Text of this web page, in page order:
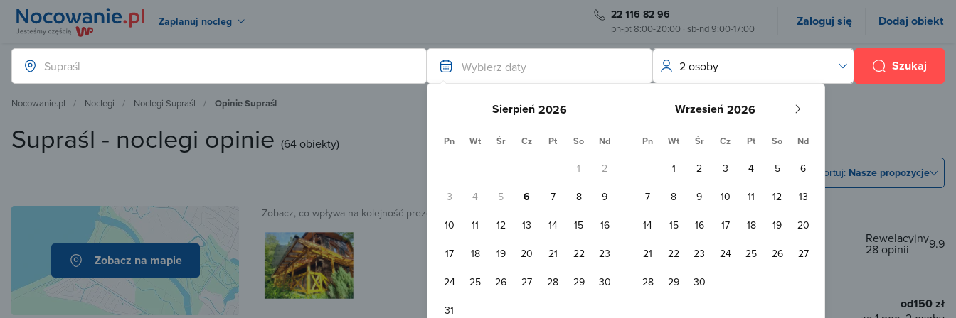
Zaplanuj nocleg 22 116 82 96
pn-pt 8:00-20:00 · sb-nd 9:00-17:00 Zaloguj się Dodaj obiekt
Wybierz daty
Sierpień Wrzesień
Pn Wt Śr Cz Pt So Nd Pn Wt Śr Cz Pt So Nd
1
2
3
4 5 6 7 8
9
10
11 12 13 14 15
16
17
18 19 20 21 22
23
24
25 26 27 28 29
30
31
1 2 3 4 5
6
7
8 9 10 11 12
13
14
15 16 17 18 19
20
21
22 23 24 25 26
27
28
29 30
2 osoby Szukaj
Nocowanie.pl Noclegi Noclegi Supraśl Opinie Supraśl
Supraśl - noclegi opinie (64 obiekty)
Sortuj: Nasze propozycje
Zobacz, co wpływa na kolejność prezentowanych obiektów.
Pokoje Wypoczynkowe Sowa Supraśl
9.9
Rewelacyjny
28 opinii
Darmowy parking Plac zabaw Przyjazny zwierzętom
od150 zł
Zobacz na mapie